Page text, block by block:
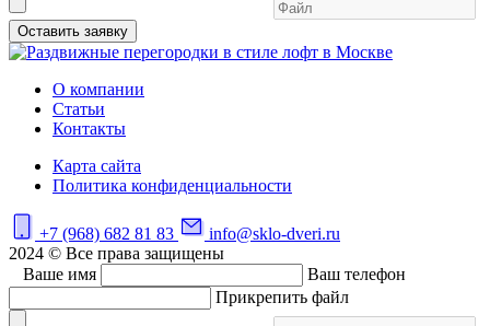
Оставить заявку
О компании
Статьи
Контакты
Карта сайта
Политика конфиденциальности
+7 (968) 682 81 83
info@sklo-dveri.ru
2024 © Все права защищены
Ваше имя
Ваш телефон
Прикрепить файл